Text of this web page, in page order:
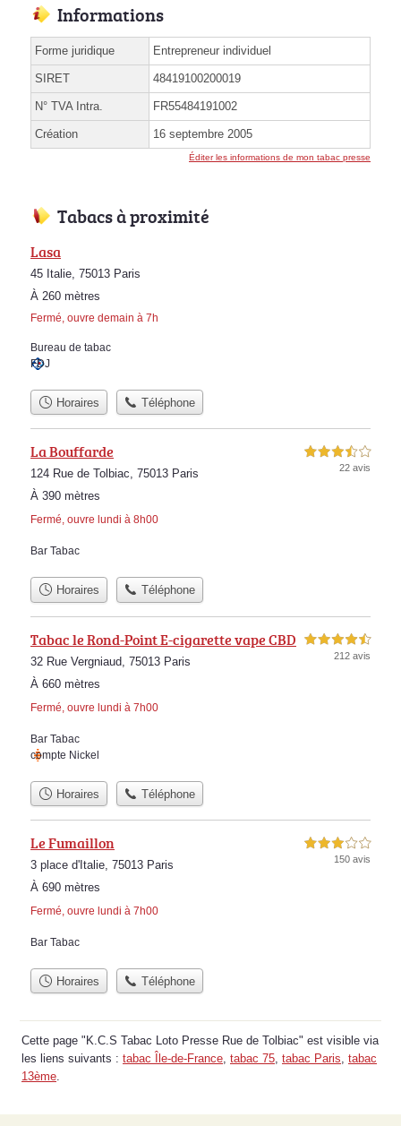
Informations
Forme juridique Entrepreneur individuel
SIRET 48419100200019
N° TVA Intra. FR55484191002
Création 16 septembre 2005
Éditer les informations de mon tabac presse
Tabacs à proximité
Lasa
45 Italie, 75013 Paris
À 260 mètres
Fermé, ouvre demain à 7h
Bureau de tabac
FDJ
Horaires Téléphone
La Bouffarde
124 Rue de Tolbiac, 75013 Paris
À 390 mètres
Fermé, ouvre lundi à 8h00
3,5 étoiles sur 5
22 avis
Bar Tabac
Horaires Téléphone
Tabac le Rond-Point E-cigarette vape CBD
32 Rue Vergniaud, 75013 Paris
À 660 mètres
Fermé, ouvre lundi à 7h00
4,5 étoiles sur 5
212 avis
Bar Tabac
compte Nickel
Horaires Téléphone
Le Fumaillon
3 place d'Italie, 75013 Paris
À 690 mètres
Fermé, ouvre lundi à 7h00
3,0 étoiles sur 5
150 avis
Bar Tabac
Horaires Téléphone
Cette page "K.C.S Tabac Loto Presse Rue de Tolbiac" est visible via
les liens suivants : tabac Île-de-France, tabac 75, tabac Paris, tabac
13ème.